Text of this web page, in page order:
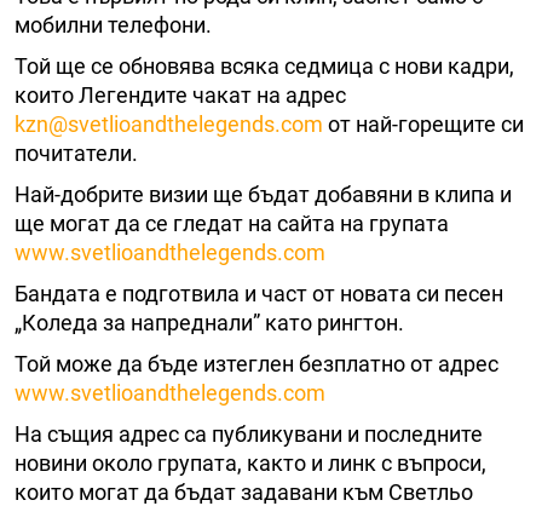
мобилни телефони.
Той ще се обновява всяка седмица с нови кадри,
които Легендите чакат на адрес
kzn@svetlioandthelegends.com от най-горещите си
почитатели.
Най-добрите визии ще бъдат добавяни в клипа и
ще могат да се гледат на сайта на групата
www.svetlioandthelegends.com
Бандата е подготвила и част от новата си песен
„Коледа за напреднали” като рингтон.
Той може да бъде изтеглен безплатно от адрес
www.svetlioandthelegends.com
На същия адрес са публикувани и последните
новини около групата, както и линк с въпроси,
които могат да бъдат задавани към Светльо